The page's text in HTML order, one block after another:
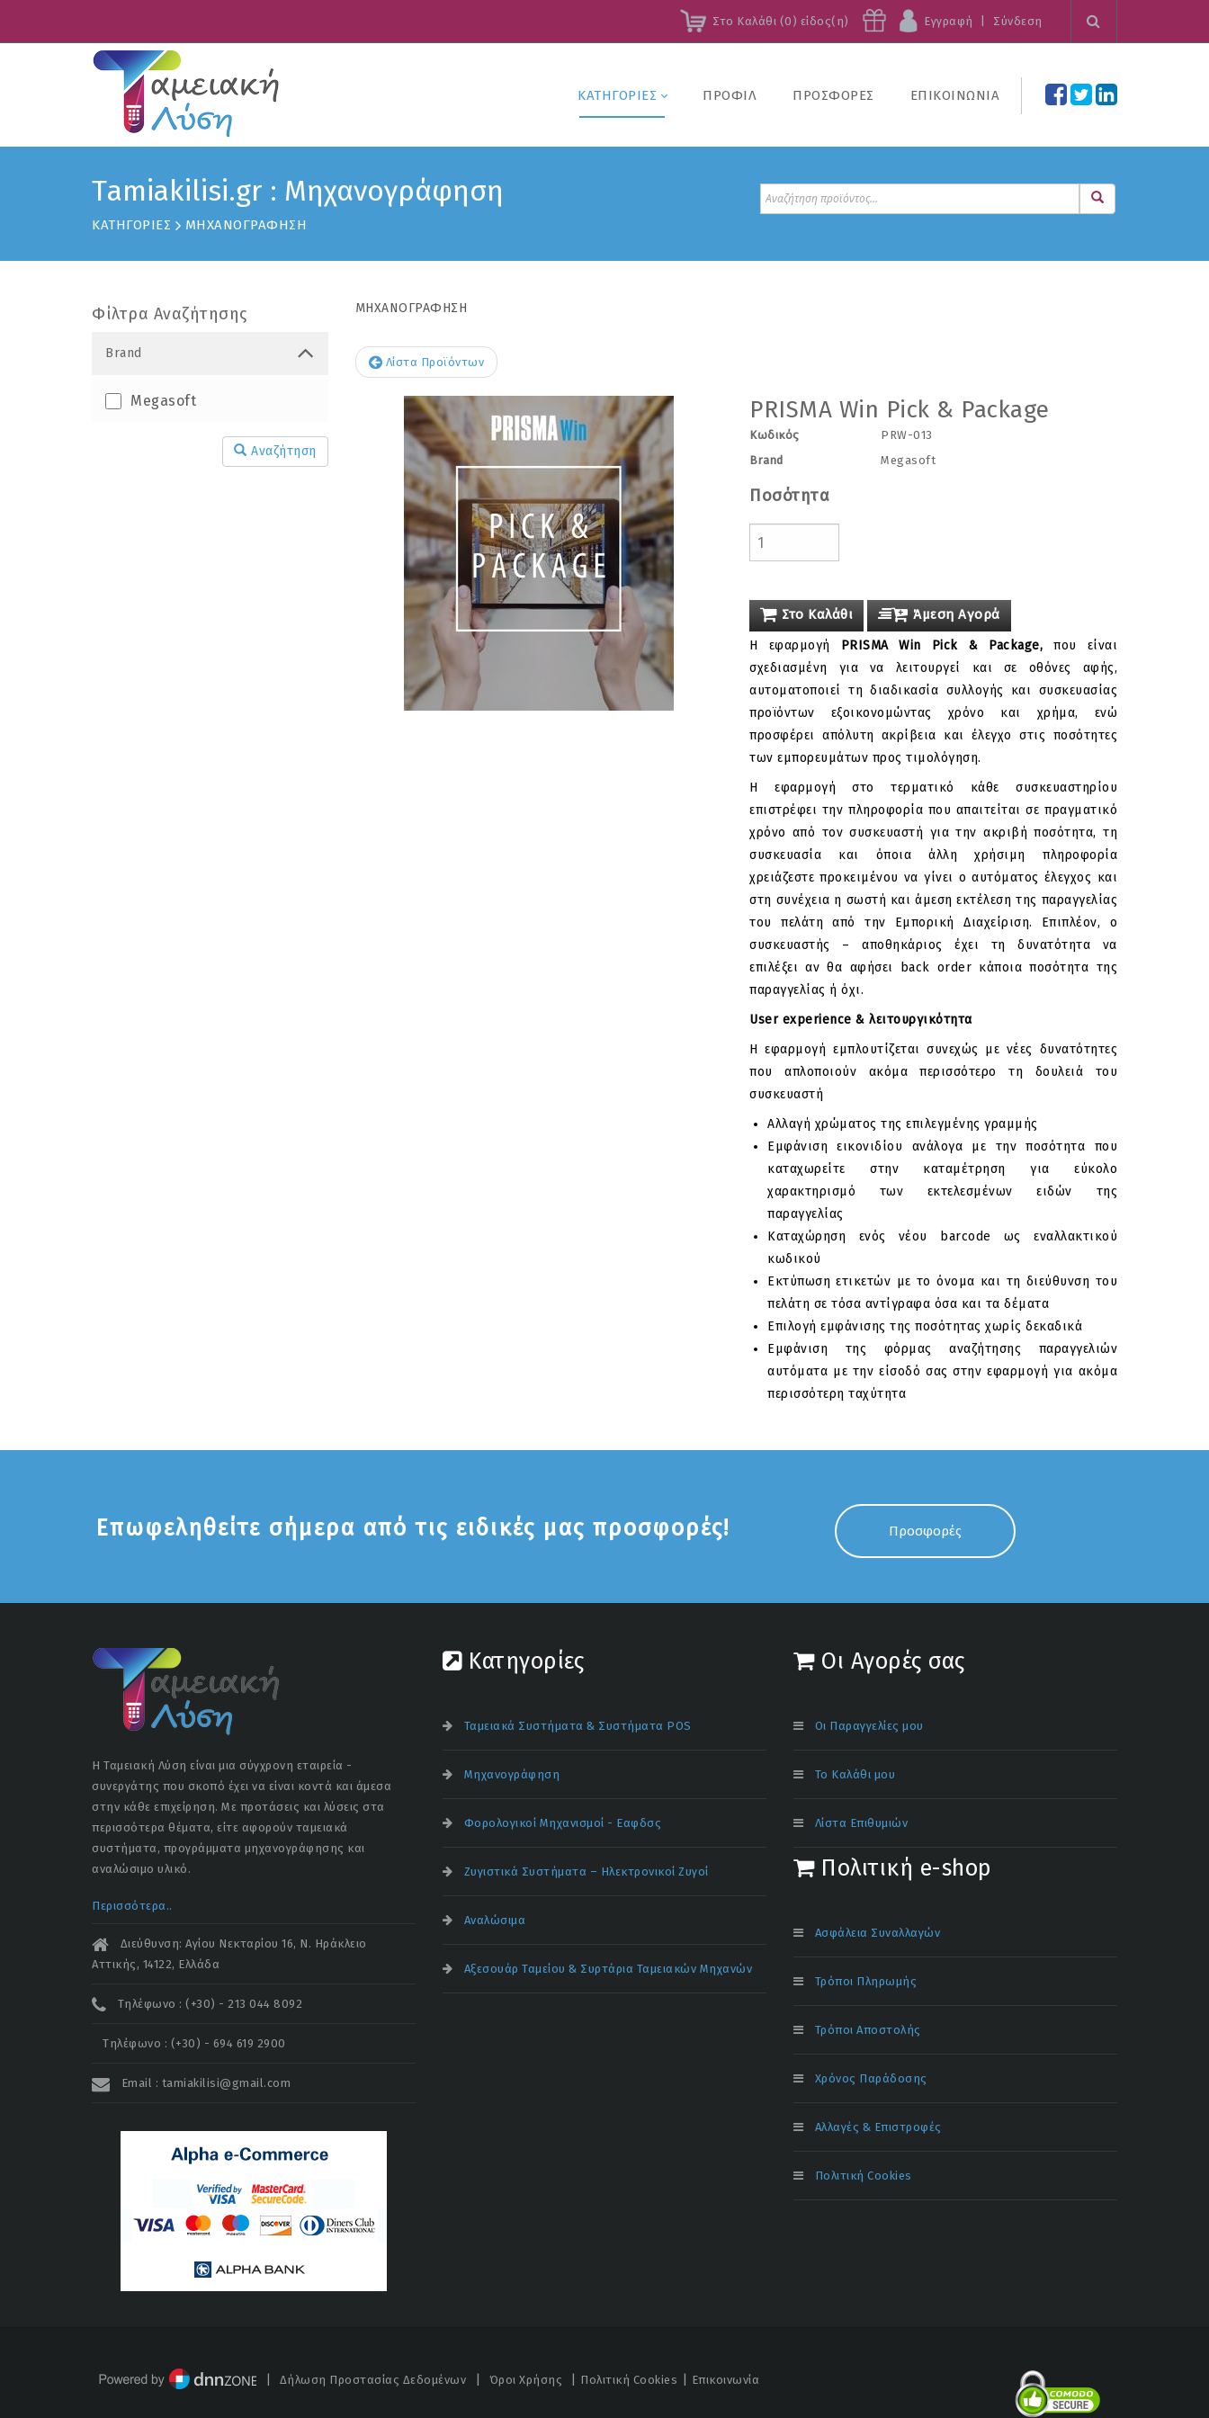
Στο Καλάθι (0) είδος(η) Εγγραφή Σύνδεση
ΚΑΤΗΓΟΡΙΕΣ ΠΡΟΦΙΛ ΠΡΟΣΦΟΡΕΣ ΕΠΙΚΟΙΝΩΝΙΑ
Τamiakilisi.gr : Μηχανογράφηση
ΚΑΤΗΓΟΡΙΕΣ ΜΗΧΑΝΟΓΡΑΦΗΣΗ
Φίλτρα Αναζήτησης
Brand
Megasoft
Αναζήτηση
ΜΗΧΑΝΟΓΡΑΦΗΣΗ
Λίστα Προϊόντων
PRISMA Win Pick & Package
Κωδικός
PRW-013
Brand
Megasoft
Ποσότητα
Στο Καλάθι Άμεση Αγορά
Η εφαρμογή PRISMA Win Pick & Package, που είναι
σχεδιασμένη για να λειτουργεί και σε οθόνες αφής,
αυτοματοποιεί τη διαδικασία συλλογής και συσκευασίας
προϊόντων εξοικονομώντας χρόνο και χρήμα, ενώ
προσφέρει απόλυτη ακρίβεια και έλεγχο στις ποσότητες
των εμπορευμάτων προς τιμολόγηση.
Η εφαρμογή στο τερματικό κάθε συσκευαστηρίου
επιστρέφει την πληροφορία που απαιτείται σε πραγματικό
χρόνο από τον συσκευαστή για την ακριβή ποσότητα, τη
συσκευασία και όποια άλλη χρήσιμη πληροφορία
χρειάζεστε προκειμένου να γίνει ο αυτόματος έλεγχος και
στη συνέχεια η σωστή και άμεση εκτέλεση της παραγγελίας
του πελάτη από την Εμπορική Διαχείριση. Επιπλέον, ο
συσκευαστής – αποθηκάριος έχει τη δυνατότητα να
επιλέξει αν θα αφήσει back order κάποια ποσότητα της
παραγγελίας ή όχι.
User experience & λειτουργικότητα
H εφαρμογή εμπλουτίζεται συνεχώς με νέες δυνατότητες
που απλοποιούν ακόμα περισσότερο τη δουλειά του
συσκευαστή
Αλλαγή χρώματος της επιλεγμένης γραμμής
Εμφάνιση εικονιδίου ανάλογα με την ποσότητα που
καταχωρείτε στην καταμέτρηση για εύκολο
χαρακτηρισμό των εκτελεσμένων ειδών της
παραγγελίας
Καταχώρηση ενός νέου barcode ως εναλλακτικού
κωδικού
Εκτύπωση ετικετών με το όνομα και τη διεύθυνση του
πελάτη σε τόσα αντίγραφα όσα και τα δέματα
Επιλογή εμφάνισης της ποσότητας χωρίς δεκαδικά
Εμφάνιση της φόρμας αναζήτησης παραγγελιών
αυτόματα με την είσοδό σας στην εφαρμογή για ακόμα
περισσότερη ταχύτητα
Επωφεληθείτε σήμερα από τις ειδικές μας προσφορές! Προσφορές
Η Ταμειακή Λύση είναι μια σύγχρονη εταιρεία -
συνεργάτης που σκοπό έχει να είναι κοντά και άμεσα
στην κάθε επιχείρηση. Με προτάσεις και λύσεις στα
περισσότερα θέματα, είτε αφορούν ταμειακά
συστήματα, προγράμματα μηχανογράφησης και
αναλώσιμο υλικό.
Περισσότερα..
Διεύθυνση: Αγίου Νεκταρίου 16, Ν. Ηράκλειο
Αττικής, 14122, Ελλάδα
Τηλέφωνο : (+30) - 213 044 8092
Τηλέφωνο : (+30) - 694 619 2900
Email : tamiakilisi@gmail.com
Κατηγορίες
Ταμειακά Συστήματα & Συστήματα POS
Μηχανογράφηση
Φορολογικοί Μηχανισμοί - Εαφδσς
Ζυγιστικά Συστήματα – Ηλεκτρονικοί Ζυγοί
Αναλώσιμα
Αξεσουάρ Ταμείου & Συρτάρια Ταμειακών Μηχανών
Οι Αγορές σας
Οι Παραγγελίες μου
Το Καλάθι μου
Λίστα Επιθυμιών
Πολιτική e-shop
Ασφάλεια Συναλλαγών
Τρόποι Πληρωμής
Τρόποι Αποστολής
Χρόνος Παράδοσης
Αλλαγές & Επιστροφές
Πολιτική Cookies
Δήλωση Προστασίας Δεδομένων Όροι Χρήσης Πολιτική Cookies Επικοινωνία